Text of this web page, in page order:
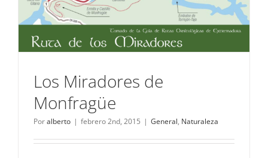
Los Miradores de
Monfragüe
Poralberto | febrero 2nd, 2015 | General, Naturaleza